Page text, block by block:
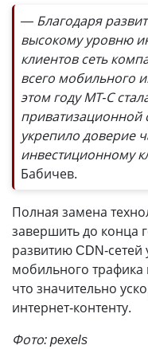
— Благодаря
высокому уровню
клиентов сеть
всего мобильного
этом году МТ-С
приватизационной
укрепило доверие
инвестиционному
Бабичев.
Полная замена
завершить до конца
развитию CDN-
мобильного трафика
что значительно
интернет-контенту.
Фото: pexels